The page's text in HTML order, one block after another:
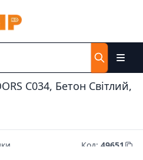
С034, Бетон Світлий,
Код: 49651